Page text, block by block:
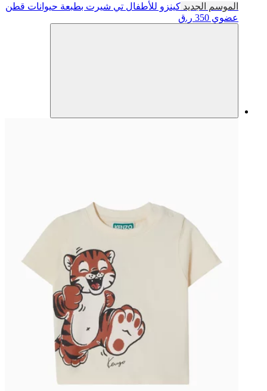
الموسم الجديد كينزو للأطفال تي شيرت بطبعة حيوانات قطن
عضوي 350 ر.ق